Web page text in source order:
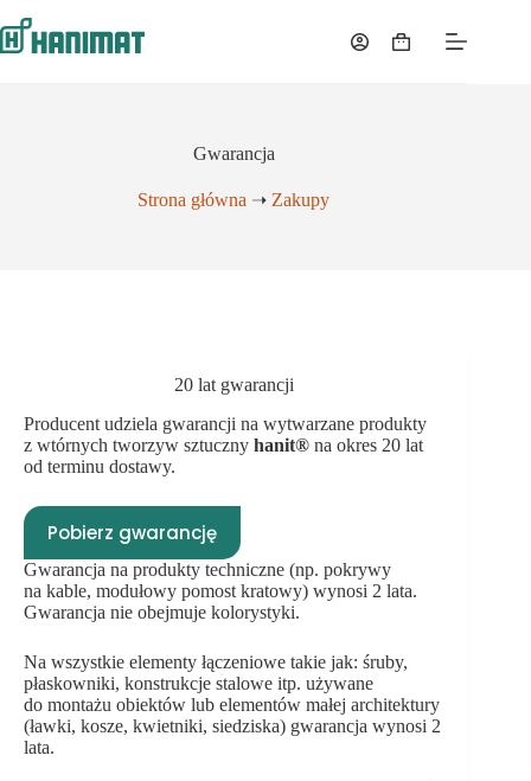
do
treści
Koszyk
Gwarancja
Strona główna ➝ Zakupy
20 lat gwarancji
Producent udziela gwarancji na wytwarzane produkty
z wtórnych tworzyw sztuczny hanit® na okres 20 lat
od terminu dostawy.
Pobierz gwarancję
Gwarancja na produkty techniczne (np. pokrywy
na kable, modułowy pomost kratowy) wynosi 2 lata.
Gwarancja nie obejmuje kolorystyki.
Na wszystkie elementy łączeniowe takie jak: śruby,
płaskowniki, konstrukcje stalowe itp. używane
do montażu obiektów lub elementów małej architektury
(ławki, kosze, kwietniki, siedziska) gwarancja wynosi 2
lata.